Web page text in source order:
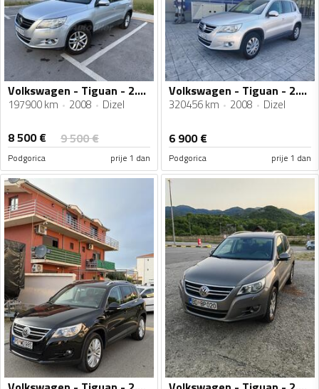
Volkswagen - Tiguan - 2.0 TDI
197900 km 2008 Dizel
8 500€ 9 500€
Podgorica prije 1 dan
Volkswagen - Tiguan - 2.0 TDI 4X4
320456 km 2008 Dizel
6 900€
Podgorica prije 1 dan